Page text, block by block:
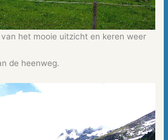
het mooie uitzicht en keren weer
de heenweg.